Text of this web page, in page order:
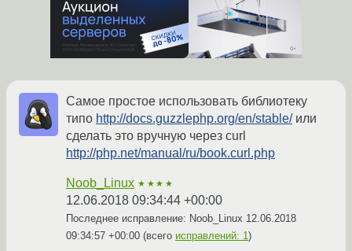
Самое простое использовать библиотеку
типо http://docs.guzzlephp.org/en/stable/или
сделать это вручную через curl
http://php.net/manual/ru/book.curl.php
Noob_Linux ★★★★
12.06.2018 09:34:44 +00:00
Последнее исправление: Noob_Linux 12.06.2018
09:34:57 +00:00 (всего исправлений: 1)